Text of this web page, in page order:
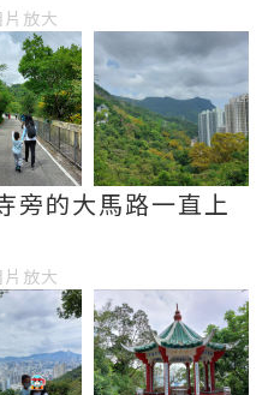
放大
旁的大馬路一直上
放大